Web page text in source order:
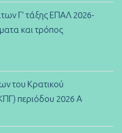
Γ’ τάξης ΕΠΑΛ 2026-
και τρόπος
του Κρατικού
περιόδου 2026 Α